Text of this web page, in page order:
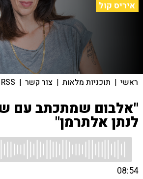
איריס קול
ראשי | תוכניות מלאות | צור קשר |
RSS
"אלבום שמתכתב עם
לנתן אלתרמן"
08:54